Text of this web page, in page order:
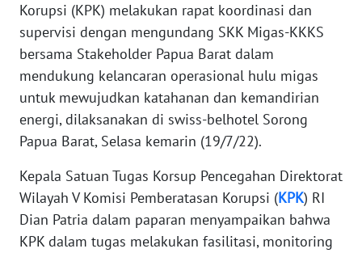
Korupsi (KPK) melakukan rapat koordinasi dan
supervisi dengan mengundang SKK Migas-KKKS
bersama Stakeholder Papua Barat dalam
mendukung kelancaran operasional hulu migas
untuk mewujudkan katahanan dan kemandirian
energi, dilaksanakan di swiss-belhotel Sorong
Papua Barat, Selasa kemarin (19/7/22).
Kepala Satuan Tugas Korsup Pencegahan Direktorat
Wilayah V Komisi Pemberatasan Korupsi (KPK) RI
Dian Patria dalam paparan menyampaikan bahwa
KPK dalam tugas melakukan fasilitasi, monitoring
REDAKSI
KARIR
DISCLAIMER
Wahana
Regional
WN
SUMUT